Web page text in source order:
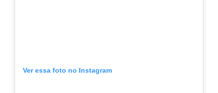
Ver essa foto no Instagram